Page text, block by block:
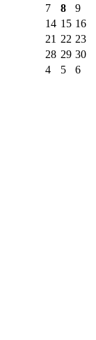
7 8
9
14 15 16
21 22 23
28 29 30
4 5 6